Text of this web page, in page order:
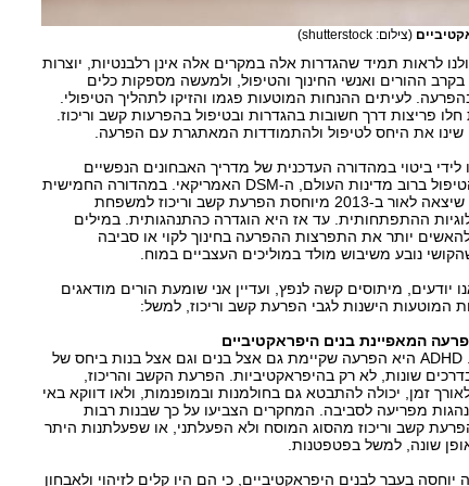
(צילום: shutterstock)
לראות תמיד שהגדרות אלה במקרים אלה אינן רלבנטיות, יוצרות
ההורים ואנשי החינוך והטיפול, ולמעשה מספקות כלים
לעיתים ההנחות המוטעות פגמו והזיקו לתהליך הטיפולי.
פריצות דרך חשובות בהגדרות ובטיפול בהפרעות קשב וריכוז.
שינו את היחס לטיפול ולהתמודדות המאתגרת עם הפרעה.
ביטוי במהדורה העדכנית של מדריך האבחונים הנפשיים
המקובל בשדה הטיפול ברוב מדינות העולם, ה-DSM האמריקאי. במהדורה החמישית
והאחרונה עד כה שיצאה לאור ב-2013 מיוחסת הפרעת קשב וריכוז למשפחת
ההתפתחותית. עד אז היא הוגדרה כהתנהגותית. במילים
יותר את התפרצות ההפרעה בחינוך לקוי או סביבה
נובע משיבוש מולד במוליכים העצביים במוח.
יודעים, מיתוסים קשה לנפץ, ועדיין אני שומעת הורים מודאגים
המוטעות הישנות לגבי הפרעת קשב וריכוז, למשל:
זוהי כמובן טעות. ADHD היא הפרעה שקיימת גם אצל בנים וגם אצל בנות ביחס של
שונות, לא רק בהיפראקטיביות. הפרעת הקשב והריכוז,
זמן, יכולה להתבטא גם בחולמנות ובמופנמות, ולאו דווקא באי
מפריעה לסביבה. המחקרים הצביעו על כך שבנות רבות
קשב וריכוז מהסוג המוסח ולא הפעלתני, או שפעלתנות היתר
שונה, למשל בפטפטנות.
בעבר לבנים היפראקטיביים, כי הם היו קלים לזיהוי ולאבחון